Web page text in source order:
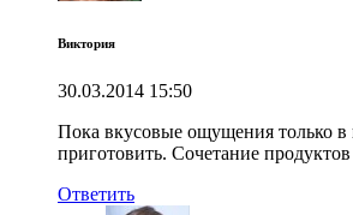
Виктория
30.03.2014 15:50
Пока вкусовые ощущения только в
приготовить. Сочетание
Ответить